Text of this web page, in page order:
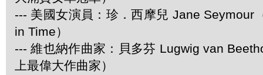
--- 美國女演員：珍．西摩兒 Jane Seymour
in Time）
--- 維也納作曲家：貝多芬 Lugwig van
上最偉大作曲家）